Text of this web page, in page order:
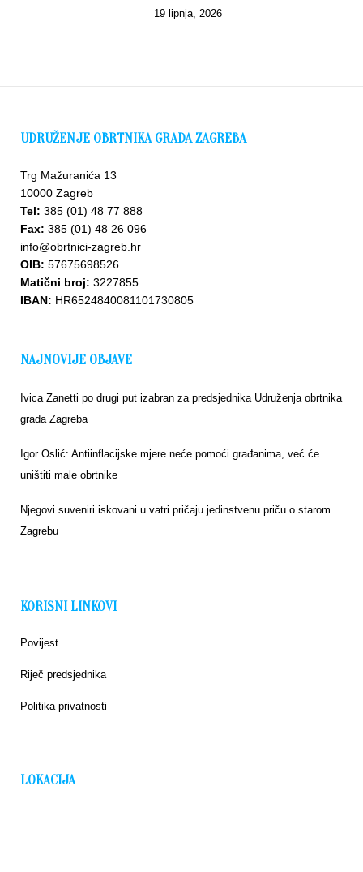
19 lipnja, 2026
UDRUŽENJE OBRTNIKA GRADA ZAGREBA
Trg Mažuranića 13
10000 Zagreb
Tel: 385 (01) 48 77 888
Fax: 385 (01) 48 26 096
info@obrtnici-zagreb.hr
OIB: 57675698526
Matični broj: 3227855
IBAN: HR6524840081101730805
NAJNOVIJE OBJAVE
Ivica Zanetti po drugi put izabran za predsjednika Udruženja obrtnika
grada Zagreba
Igor Oslić: Antiinflacijske mjere neće pomoći građanima, već će
uništiti male obrtnike
Njegovi suveniri iskovani u vatri pričaju jedinstvenu priču o starom
Zagrebu
KORISNI LINKOVI
Povijest
Riječ predsjednika
Politika privatnosti
LOKACIJA